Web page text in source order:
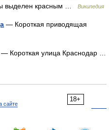
выделен красным …
Википедия
— Короткая приводящая
— Короткая улица Краснодар …
18+
сайте